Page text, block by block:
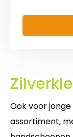
Ook voor
assortiment,